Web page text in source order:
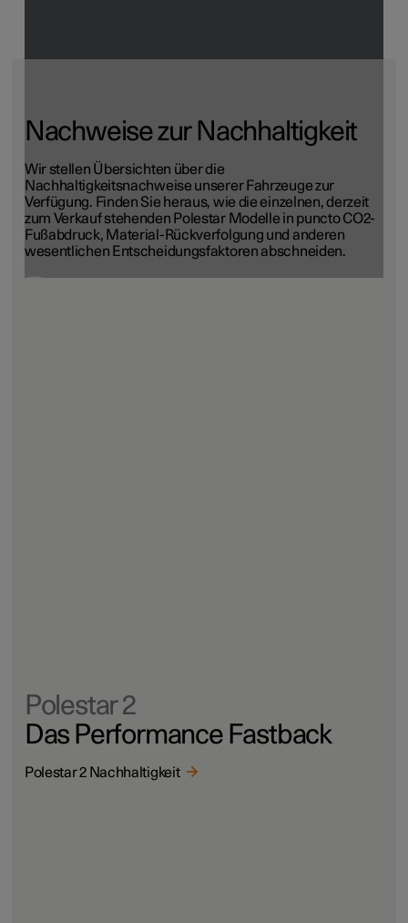
Nachweise zur Nachhaltigkeit
Wir stellen Übersichten über die
Nachhaltigkeitsnachweise unserer Fahrzeuge zur
Verfügung. Finden Sie heraus, wie die einzelnen, derzeit
zum Verkauf stehenden Polestar Modelle in puncto CO2-
Fußabdruck, Material-Rückverfolgung und anderen
wesentlichen Entscheidungsfaktoren abschneiden.
Polestar 2
Das Performance Fastback
Polestar 2 Nachhaltigkeit